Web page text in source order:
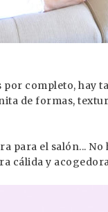
completo, hay
de formas,
para el salón...
cálida y